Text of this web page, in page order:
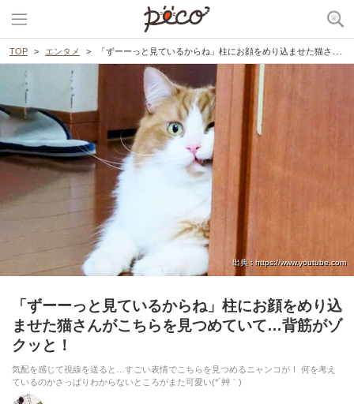
TOP エンタメ 「ずーーっと見ているからね」柱にお顔をめり込ませた猫さんがこちらを見つめていて…背筋がゾクッと！
出典 : https://www.youtube.com
「ずーーっと見ているからね」柱にお顔をめり込
ませた猫さんがこちらを見つめていて…背筋がゾ
クッと！
気配を感じて視線を送ると…すごい表情でこちらを見つめるニャンコが！ 何を考え
ているのかさっぱりわからないところがまた可愛い(*´艸｀)